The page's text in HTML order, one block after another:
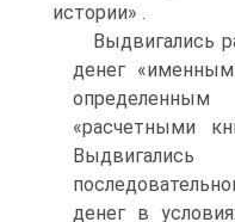
истории» .
Выдвигались
денег
определенным
«расчетными
денег в